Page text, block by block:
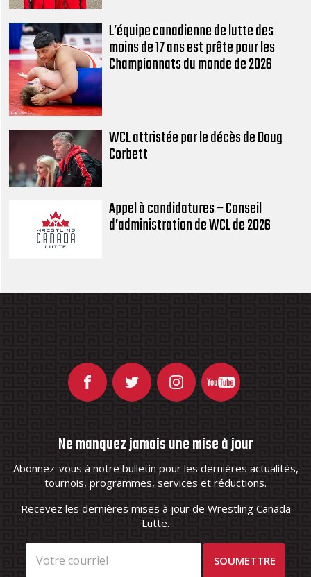
L’équipe canadienne de lutte des
moins de 17 ans est prête pour les
Championnats du monde de 2026
WCL attristée par le décès de Doug
Corbett
Appel à candidatures – Conseil
d’administration de WCL de 2026
Ne manquez jamais une mise à jour
Abonnez-vous à notre bulletin pour les dernières actualités,
tournois, programmes, services et réductions.
Recevez les dernières mises à jour de Wrestling Canada
Lutte.